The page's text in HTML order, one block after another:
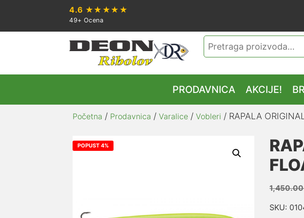
4.6 ★★★★★
49+ Ocena
Pretraga
za:
PRODAVNICA AKCIJE!
Početna / Prodavnica /Varalice /Vobleri / RAPALA
POPUST 4%
SKU: